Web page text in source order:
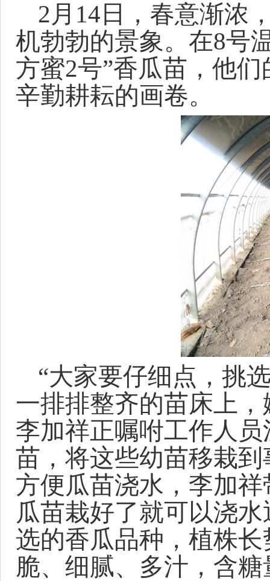
2月14日，春意渐浓
机勃勃的景象。在8号
方蜜2号”香瓜苗，他
辛勤耕耘的画卷。
“大家要仔细点，挑
一排排整齐的苗床上
李加祥正嘱咐工作人
苗， 将这些幼苗移栽
方便瓜苗浇水，李加
瓜苗栽好了就可以浇
选的香瓜品种，植株
脆、细腻、多汁，含